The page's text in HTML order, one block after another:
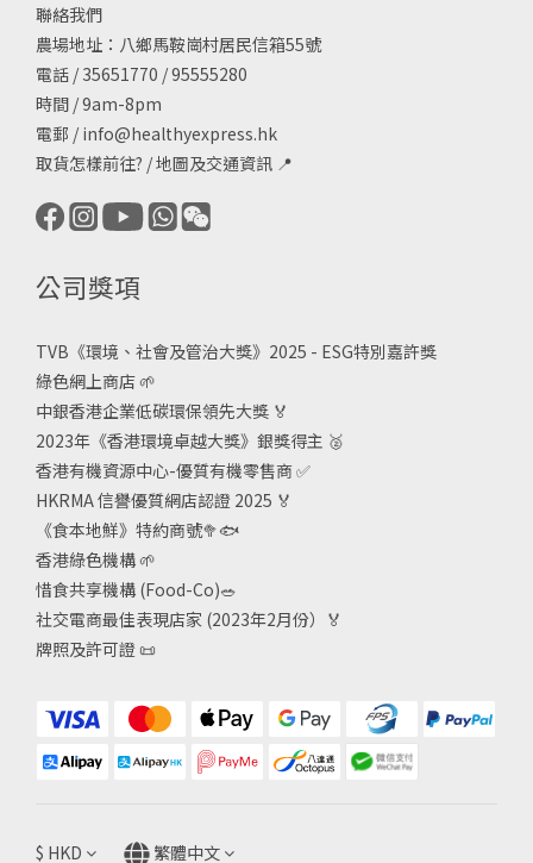
聯絡我們
農場地址：八鄉馬鞍崗村居民信箱55號
電話 / 35651770 / 95555280
時間 / 9am-8pm
電郵 / info@healthyexpress.hk
取貨怎樣前往? /地圖及交通資訊 📍
公司獎項
TVB《環境、社會及管治大獎》2025 - ESG特別嘉許獎
綠色網上商店 🌱
中銀香港企業低碳環保領先大獎 🏅
2023年《香港環境卓越大獎》銀獎得主 🥈
香港有機資源中心-優質有機零售商✅
HKRMA 信譽優質網店認證 2025 🏅
《食本地鮮》特約商號🥦🐟
香港綠色機構 🌱
惜食共享機構 (Food-Co)🥗
社交電商最佳表現店家 (2023年2月份）🏅
牌照及許可證 📜
$ HKD 繁體中文